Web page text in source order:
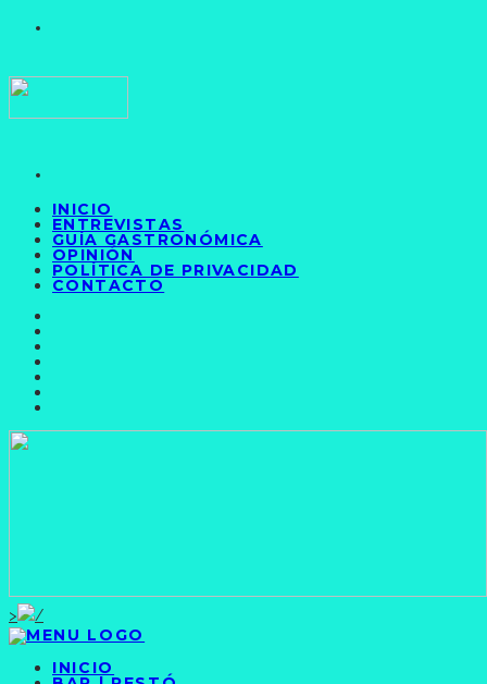
INICIO
ENTREVISTAS
GUÍA GASTRONÓMICA
OPINIÓN
POLÍTICA DE PRIVACIDAD
CONTACTO
>
INICIO